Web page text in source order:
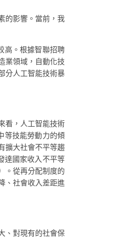
的影響。當前，我
高。根據智聯招聘
業領域，自動化技
分人工智能技術暴
看，人工智能技術
等技能勞動力的傾
擴大社會不平等趨
達國家收入不平等
。從再分配制度的
、社會收入差距進
、對現有的社會保